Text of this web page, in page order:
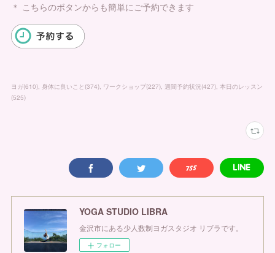
＊ こちらのボタンからも簡単にご予約できます
ヨガ(610) 身体に良いこと (374) ワークショップ(227) 週間予約状況 (427) 本日のレッスン
(525)
YOGA STUDIO LIBRA
金沢市にある少人数制ヨガスタジオ リブラです。
フォロー